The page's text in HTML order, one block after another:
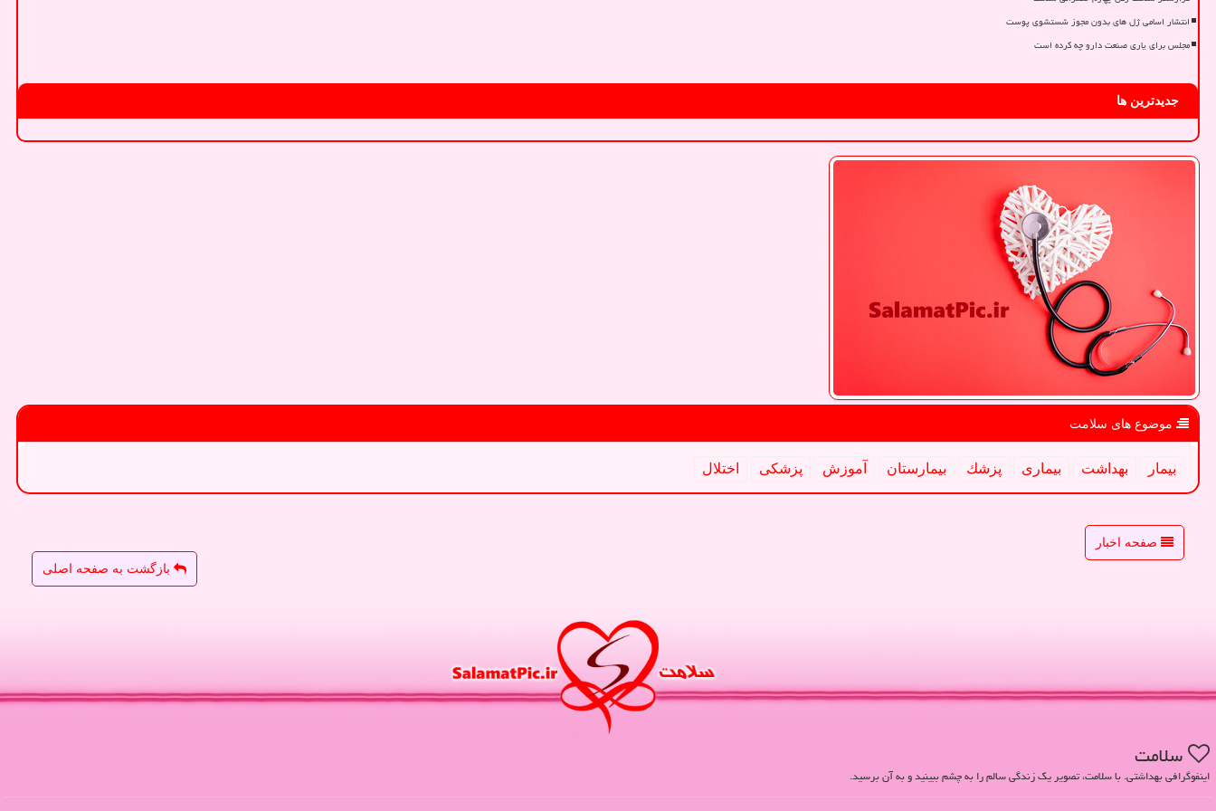
انتشار اسامی ژل های بدون مجوز شستشوی پوست
مجلس برای یاری صنعت دارو چه کرده است
جدیدترین ها
موضوع های سلامت
بیمار بهداشت بیماری پزشك بیمارستان آموزش پزشكی اختلال
صفحه اخبار
بازگشت به صفحه اصلی
سلامت
اینفوگرافی بهداشتی. با سلامت، تصویر یک زندگی سالم را به چشم ببینید و به آن برسید.